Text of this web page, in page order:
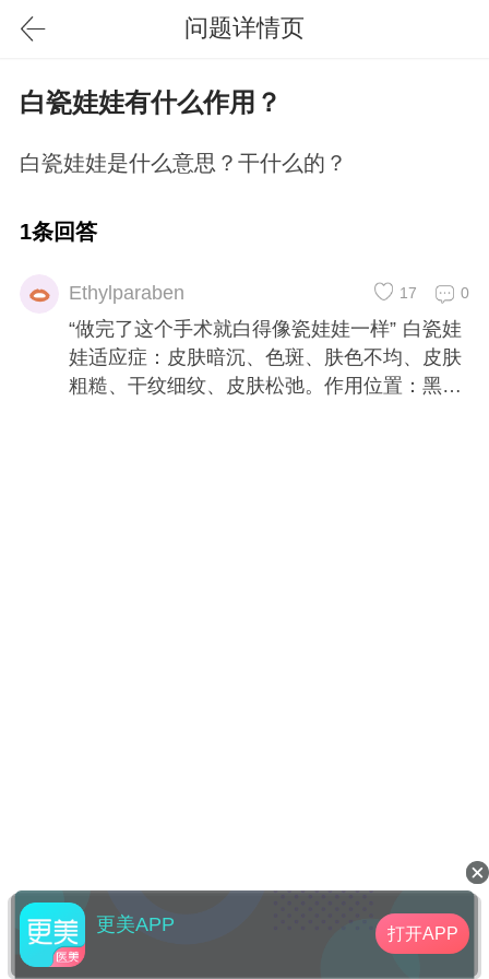
问题详情页
白瓷娃娃有什么作用？
白瓷娃娃是什么意思？干什么的？
1条回答
Ethylparaben 0
17
“做完了这个手术就白得像瓷娃娃一样” 白瓷娃
娃适应症：皮肤暗沉、色斑、肤色不均、皮肤
粗糙、干纹细纹、皮肤松弛。作用位置：黑色
更美APP 打开APP